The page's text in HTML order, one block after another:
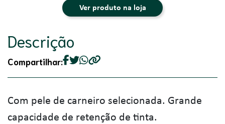
Ver produto na loja
Descrição
Compartilhar:
Com pele de carneiro selecionada. Grande
capacidade de retenção de tinta.